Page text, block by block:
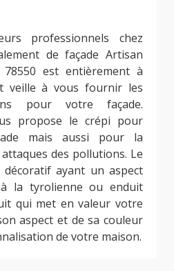
professionnels chez
de façade Artisan
est entièrement à
veille à vous fournir les
pour votre façade.
propose le crépi pour
mais aussi pour la
des pollutions. Le
ayant un aspect
la tyrolienne ou enduit
qui met en valeur votre
aspect et de sa couleur
de votre maison.